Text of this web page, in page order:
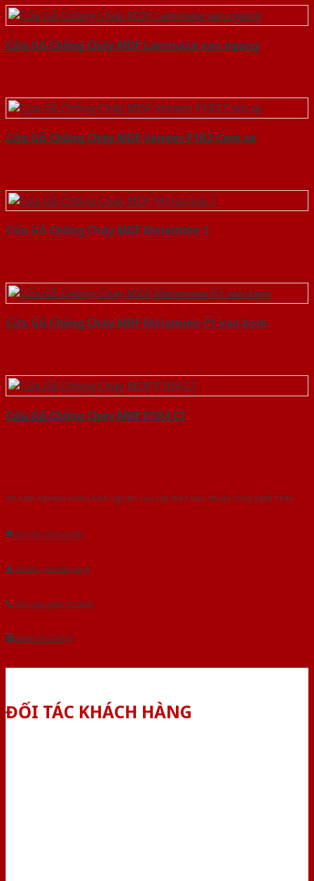
Cửa Gỗ Chống Cháy MDF Laminate van ngang
Cửa Gỗ Chống Cháy MDF Veneer P1R2 Cam xe
Cửa Gỗ Chống Cháy MDF Melamine 1
Cửa Gỗ Chống Cháy MDF Melamine P1 van kem
Cửa Gỗ Chống Cháy MDF P1R4 C1
Với kinh nghiệm nhiêu năm nghiên cứu cửa theo tiêu chuẩn công nghệ Châu
Gửi yêu cầu tư vấn
Tải báo giá tổng hợp
Yêu cầu gọi lại (3 phút)
Dành cho đại lý
ĐỐI TÁC KHÁCH HÀNG